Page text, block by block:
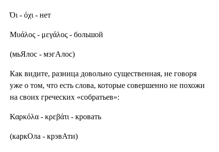
Όι - όχι - нет
Μυάλος - μεγάλος - большой
(мьЯлос - мэгАлос)
Как видите, разница довольно существенная, не говоря
уже о том, что есть слова, которые совершенно не похожи
на своих греческих «собратьев»:
Καρκόλα - κρεβάτι - кровать
(каркОла - крэвАти)